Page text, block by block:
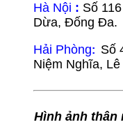
Hà Nội : Số
Dừa, Đống Đa.
Hải Phòng: Số
Niệm Nghĩa, Lê
Hình ảnh thân